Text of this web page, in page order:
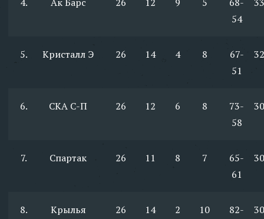
54
5. Кристалл Э 26 14 4 8
67-
51
32
6. СКА С-П 26 12 6 8
73-
58
30
7. Спартак 26 11 8 7
65-
61
30
8.
Крылья
26 14 2 10
82-
30